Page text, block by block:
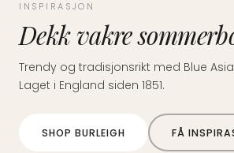
INSPIRASJON
Dekk vakre
Trendy og tradisjonsrikt med Blue
Laget i England siden 1851.
SHOP BURLEIGH FÅ